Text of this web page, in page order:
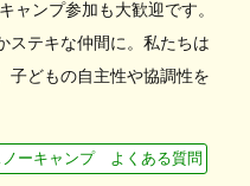
ャンプ参加も大歓迎です。
ステキな仲間に。私たちは
子どもの自主性や協調性を
ノーキャンプ よくある質問